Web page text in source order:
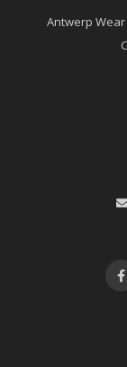
Antwerp Wear